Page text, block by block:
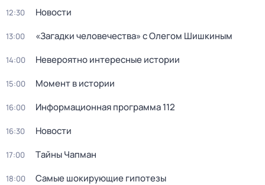
12:30 Новости
13:00 «Загадки человечества» с Олегом Шишкиным
14:00 Невероятно интересные истории
15:00 Момент в истории
16:00 Информационная программа 112
16:30 Новости
17:00 Тaйны Чапман
18:00 Самые шoкиpующие гипотезы